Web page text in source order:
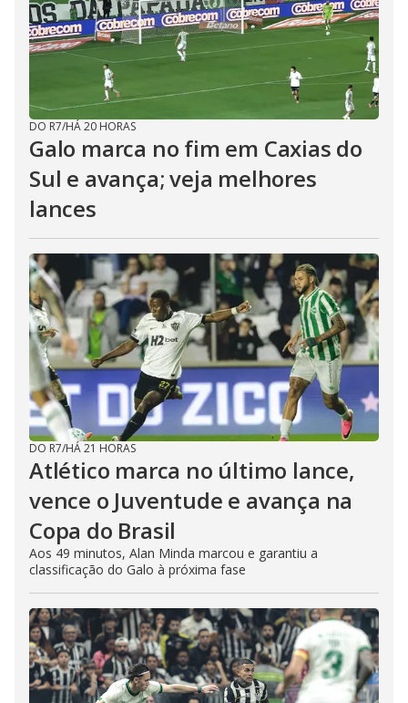
DO R7/HÁ 20 HORAS
Galo marca no fim em Caxias do
Sul e avança; veja melhores
lances
DO R7/HÁ 21 HORAS
Atlético marca no último lance,
vence o Juventude e avança na
Copa do Brasil
Aos 49 minutos, Alan Minda marcou e garantiu a
classificação do Galo à próxima fase